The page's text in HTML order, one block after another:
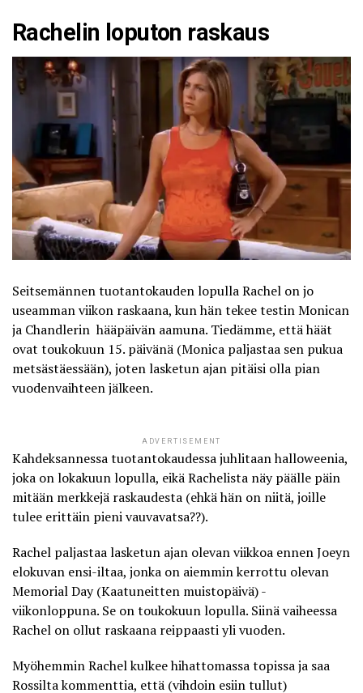
Rachelin loputon raskaus
Seitsemännen tuotantokauden lopulla Rachel on jo
useamman viikon raskaana, kun hän tekee testin Monican
ja Chandlerin hääpäivän aamuna. Tiedämme, että häät
ovat toukokuun 15. päivänä (Monica paljastaa sen pukua
metsästäessään), joten lasketun ajan pitäisi olla pian
vuodenvaihteen jälkeen.
ADVERTISEMENT
Kahdeksannessa tuotantokaudessa juhlitaan halloweenia,
joka on lokakuun lopulla, eikä Rachelista näy päälle päin
mitään merkkejä raskaudesta (ehkä hän on niitä, joille
tulee erittäin pieni vauvavatsa??).
Rachel paljastaa lasketun ajan olevan viikkoa ennen Joeyn
elokuvan ensi-iltaa, jonka on aiemmin kerrottu olevan
Memorial Day (Kaatuneitten muistopäivä) -
viikonloppuna. Se on toukokuun lopulla. Siinä vaiheessa
Rachel on ollut raskaana reippaasti yli vuoden.
Myöhemmin Rachel kulkee hihattomassa topissa ja saa
Rossilta kommenttia, että (vihdoin esiin tullut)